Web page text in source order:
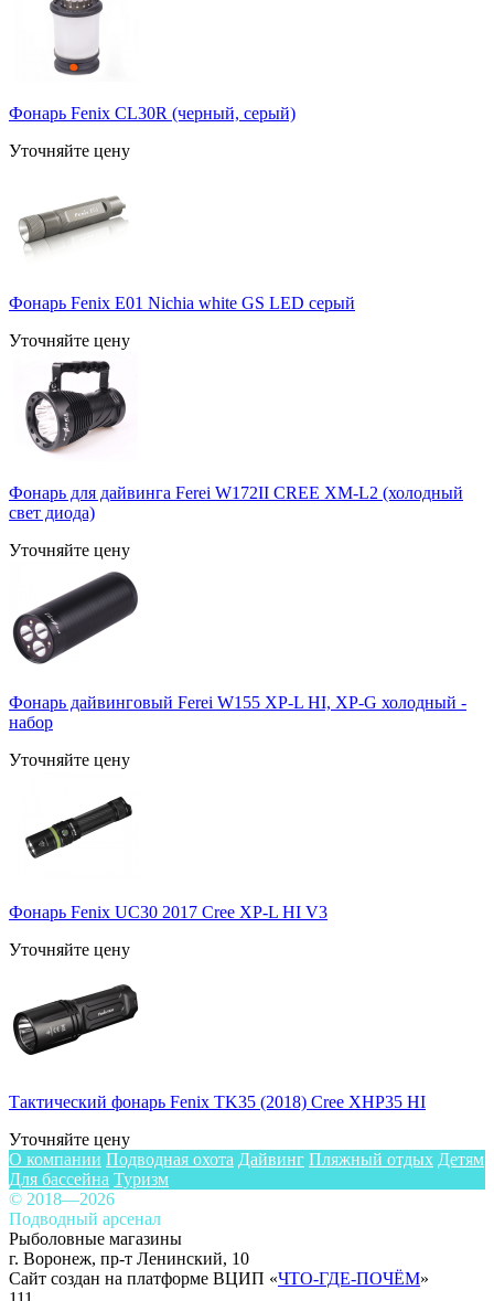
Фонарь Fenix CL30R (черный, серый)
Уточняйте цену
Фонарь Fenix E01 Nichia white GS LED серый
Уточняйте цену
Фонарь для дайвинга Ferei W172II CREE XM-L2 (холодный
свет диода)
Уточняйте цену
Фонарь дайвинговый Ferei W155 XP-L HI, XP-G холодный -
набор
Уточняйте цену
Фонарь Fenix UC30 2017 Cree XP-L HI V3
Уточняйте цену
Тактический фонарь Fenix TK35 (2018) Cree XHP35 HI
Уточняйте цену
О компании Подводная охота Дайвинг Пляжный отдых Детям
Для бассейна Туризм
© 2018—2026
Подводный арсенал
Рыболовные магазины
г. Воронеж, пр-т Ленинский, 10
Сайт создан на платформе ВЦИП «ЧТО-ГДЕ-ПОЧЁМ»